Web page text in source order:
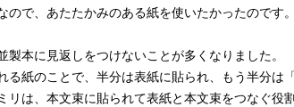
で、あたたかみのある紙を使いたかったのです。
本に見返しをつけないことが多くなりました。
る紙のことで、半分は表紙に貼られ、もう半分は
リは、本文束に貼られて表紙と本文束をつなぐ役